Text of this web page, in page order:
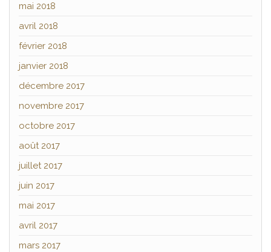
mai 2018
avril 2018
février 2018
janvier 2018
décembre 2017
novembre 2017
octobre 2017
août 2017
juillet 2017
juin 2017
mai 2017
avril 2017
mars 2017